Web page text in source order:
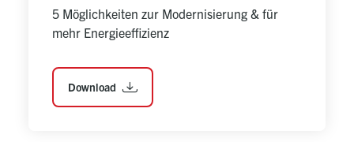
5 Möglichkeiten zur Modernisierung & für
mehr Energieeffizienz
Download